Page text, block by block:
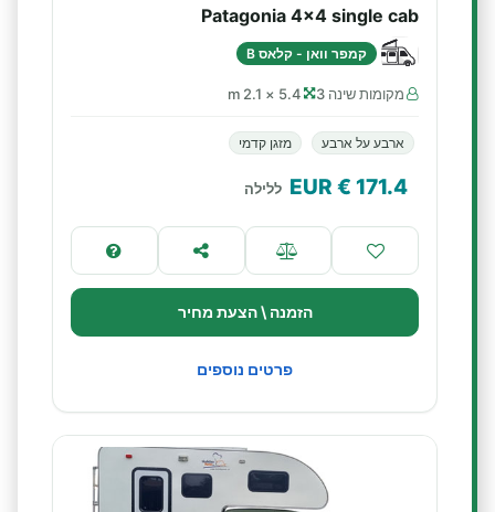
Patagonia 4x4 single cab
קמפר וואן - קלאס B
מקומות שינה 3 5.4 × 2.1 m
ארבע על ארבע מזגן קדמי
171.4
€ EUR ללילה
הזמנה \ הצעת מחיר
פרטים נוספים